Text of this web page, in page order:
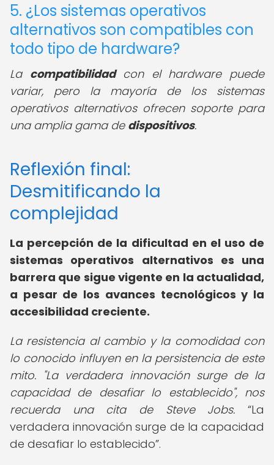
5. ¿Los sistemas operativos
alternativos son compatibles con
todo tipo de hardware?
La compatibilidadcon el hardware puede
variar, pero la mayoría de los sistemas
operativos alternativos ofrecen soporte para
una amplia gama de dispositivos.
Reflexión final:
Desmitificando la
complejidad
La percepción de la dificultad en el uso de
sistemas operativos alternativos es una
barrera que sigue vigente en la actualidad,
a pesar de los avances tecnológicos y la
accesibilidad creciente.
La resistencia al cambio y la comodidad con
lo conocido influyen en la persistencia de este
mito. "La verdadera innovación surge de la
capacidad de desafiar lo establecido", nos
recuerda una cita de Steve Jobs.
La
verdadera innovación surge de la capacidad
de desafiar lo establecido .